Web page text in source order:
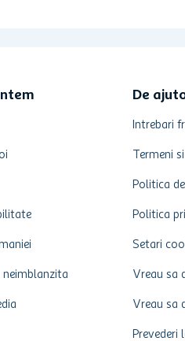
neimblanzita
De
Intrebari
Termeni
Politica
Politica
Setari
Vreau sa
Vreau sa
Prevederi